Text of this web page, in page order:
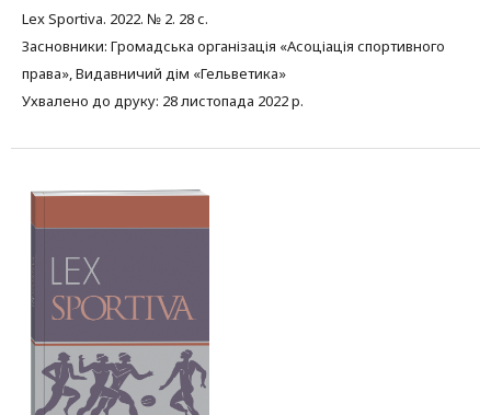
Lex Sportiva. 2022. № 2. 28 с.
Засновники: Громадська організація «Асоціація спортивного
права», Видавничий дім «Гельветика»
Ухвалено до друку: 28 листопада 2022 р.